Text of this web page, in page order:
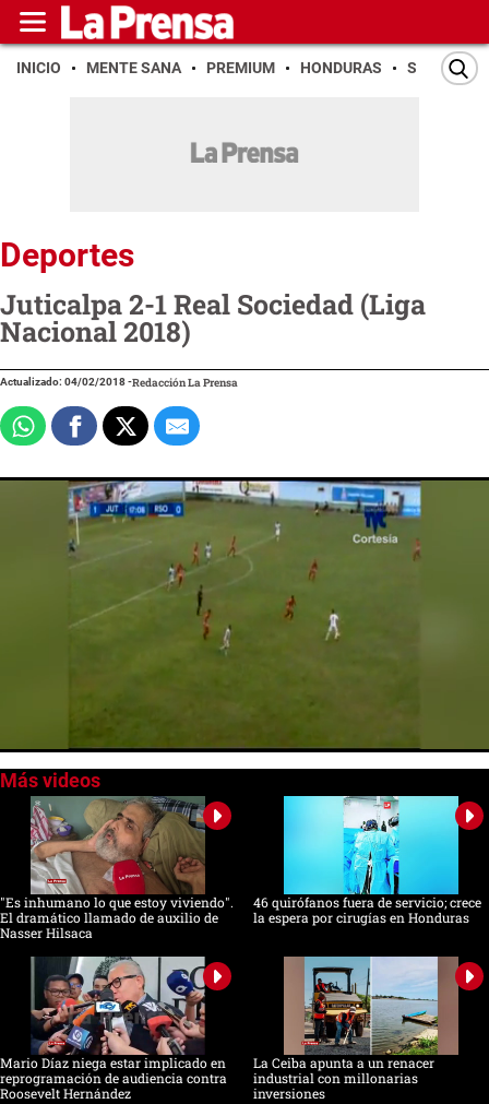
INICIO MENTE SANA PREMIUM HONDURAS SAN PEDRO
Deportes
Juticalpa 2-1 Real Sociedad (Liga
Nacional 2018)
Actualizado: 04/02/2018-Redacción La Prensa
seconds
seconds
"Es inhumano lo que estoy viviendo".
El dramático llamado de auxilio de
Nasser Hilsaca
46 quirófanos fuera de servicio; crece
la espera por cirugías en Honduras
Mario Díaz niega estar implicado en
reprogramación de audiencia contra
Roosevelt Hernández
La Ceiba apunta a un renacer
industrial con millonarias
inversiones